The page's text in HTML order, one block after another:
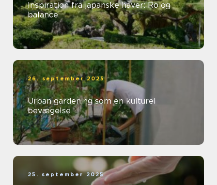
Inspiration fra japanske haver: Ro og
balance
26. september 2025
Urban gardening som en kulturel
bevægelse
25. september 2025